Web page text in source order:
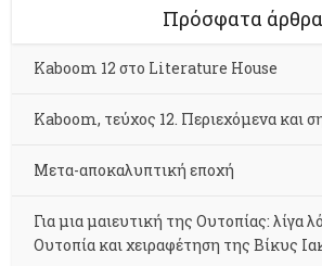
Πρόσφατα άρθρα
Kaboom 12 στο Literature House
Kaboom, τεύχος 12. Περιεχόμενα και
Μετα-αποκαλυπτική εποχή
Για μια μαιευτική της Ουτοπίας: λίγα
Ουτοπία και χειραφέτηση της Βίκυς